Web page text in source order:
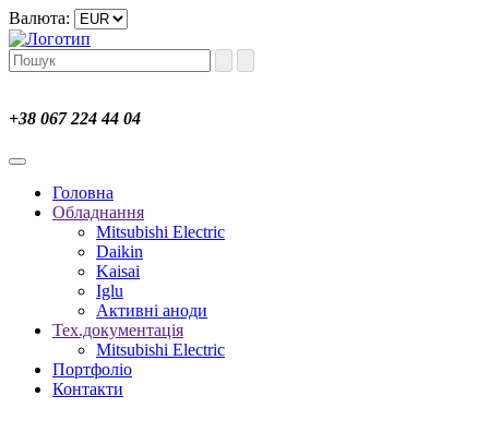
Валюта:
+38 067 224 44 04
Головна
Обладнання
Mitsubishi Electric
Daikin
Kaisai
Iglu
Активні аноди
Тех.документація
Mitsubishi Electric
Портфоліо
Контакти